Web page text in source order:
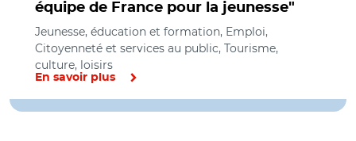
équipe de France pour la jeunesse"
Jeunesse, éducation et formation, Emploi,
Citoyenneté et services au public, Tourisme,
culture, loisirs
En savoir plus